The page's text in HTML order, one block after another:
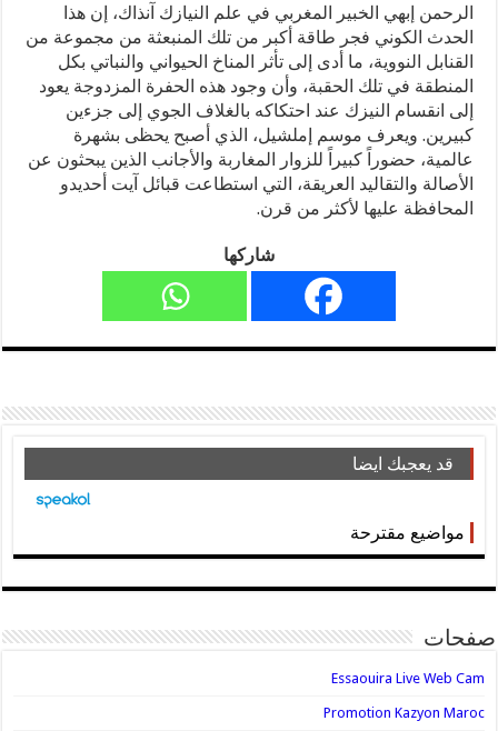
الرحمن إبهي الخبير المغربي في علم النيازك آنذاك، إن هذا
الحدث الكوني فجر طاقة أكبر من تلك المنبعثة من مجموعة من
القنابل النووية، ما أدى إلى تأثر المناخ الحيواني والنباتي بكل
المنطقة في تلك الحقبة، وأن وجود هذه الحفرة المزدوجة يعود
إلى انقسام النيزك عند احتكاكه بالغلاف الجوي إلى جزءين
كبيرين. ويعرف موسم إملشيل، الذي أصبح يحظى بشهرة
عالمية، حضوراً كبيراً للزوار المغاربة والأجانب الذين يبحثون عن
الأصالة والتقاليد العريقة، التي استطاعت قبائل آيت أحديدو
المحافظة عليها لأكثر من قرن.
شاركها
قد يعجبك ايضا
مواضيع مقترحة
صفحات
Essaouira Live Web Cam
Promotion Kazyon Maroc